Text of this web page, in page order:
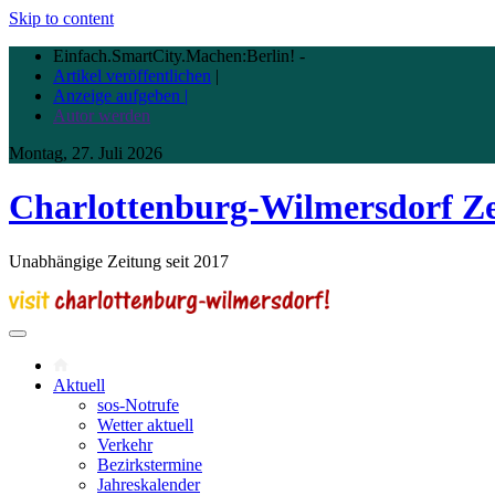
Skip to content
Einfach.SmartCity.Machen:Berlin! -
Artikel veröffentlichen |
Anzeige aufgeben |
Autor werden
Montag, 27. Juli 2026
Charlottenburg-Wilmersdorf
Unabhängige Zeitung seit 2017
Aktuell
sos-Notrufe
Wetter aktuell
Verkehr
Bezirkstermine
Jahreskalender